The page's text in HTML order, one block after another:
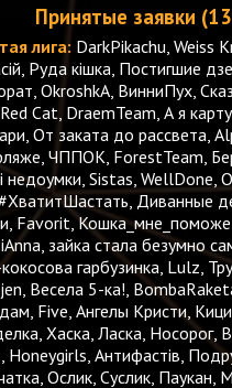
Принятые заявки
лига: DarkPikachu, Weiss
Руда кішка, Постигшие
OkroshkA, ВинниПух,
Cat, DraemTeam, А я
От заката до рассвета,
ЧППОК, ForestTeam,
недоумки, Sistas, WellDone,
Диванные
Favorit,
зайка стала безумно
гарбузинка, Lulz,
Весела 5-ка!,
Five, Ангелы Кристи,
Хаска, Ласка, Носорог,
Honeygirls, Антифастів,
Ослик, Суслик, Паукан,